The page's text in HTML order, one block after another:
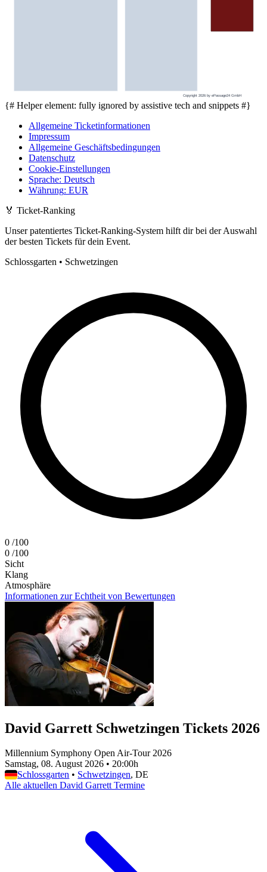
Copyright 2026 by ePassage24 GmbH
{# Helper element: fully ignored by assistive tech and snippets #}
Allgemeine Ticketinformationen
Impressum
Allgemeine Geschäftsbedingungen
Datenschutz
Cookie-Einstellungen
Sprache: Deutsch
Währung: EUR
🏅 Ticket-Ranking
Unser patentiertes Ticket-Ranking-System hilft dir bei der Auswahl
der besten Tickets für dein Event.
Schlossgarten • Schwetzingen
0 /100
0 /100
Sicht
Klang
Atmosphäre
Informationen zur Echtheit von Bewertungen
David Garrett Schwetzingen Tickets 2026
Millennium Symphony Open Air-Tour 2026
Samstag, 08. August 2026 • 20:00h
Schlossgarten • Schwetzingen, DE
Alle aktuellen David Garrett Termine